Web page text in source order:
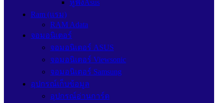
หูฟังAsus
Ram (แรม)
RAM Adata
จอมอนิเตอร์
จอมอนิเตอร์ ASUS
จอมอนิเตอร์ Viewsonic
จอมอนิเตอร์ Samsung
อุปกรณ์เก็บข้อมูล
อุปกรณ์อ่านการ์ด